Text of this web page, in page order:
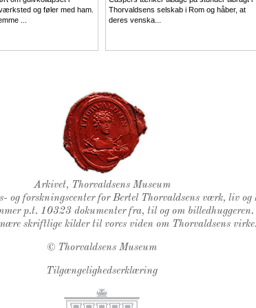
og føler med ham.
...
Thorvaldsens selskab i Rom og håber, at
deres venska...
Thorvaldsens Segl
Arkivet, Thorvaldsens Museum
og forskningscenter for Bertel Thorvaldsens værk, liv og
p.t. 10323 dokumenter fra, til og om billedhuggeren.
skriftlige kilder til vores viden om Thorvaldsens virke.
© Thorvaldsens Museum
Tilgængelighedserklæring